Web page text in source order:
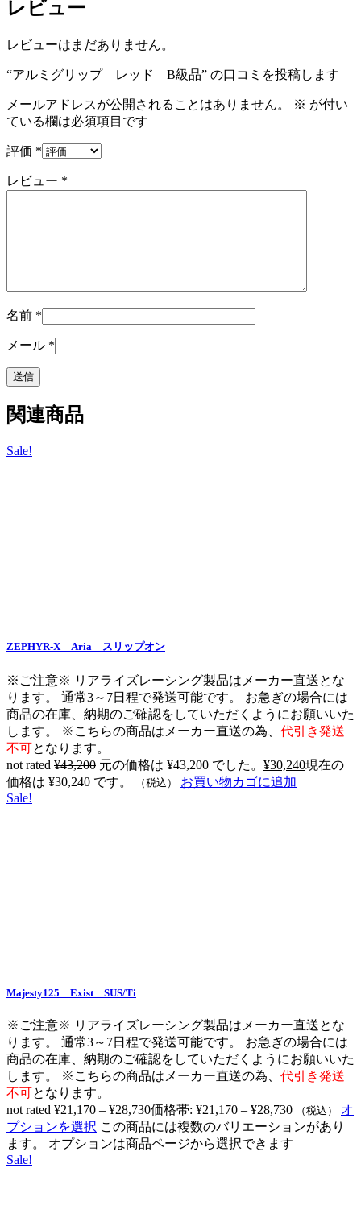
レビュー
レビューはまだありません。
“アルミグリップ レッド B級品” の口コミを投稿します
メールアドレスが公開されることはありません。 ※ が付い
ている欄は必須項目です
評価 *
レビュー *
名前 *
メール *
関連商品
Sale!
ZEPHYR-X Aria スリップオン
※ご注意※ リアライズレーシング製品はメーカー直送とな
ります。 通常3～7日程で発送可能です。 お急ぎの場合には
商品の在庫、納期のご確認をしていただくようにお願いいた
します。 ※こちらの商品はメーカー直送の為、 代引き発送
不可となります。
not rated ¥43,200 元の価格は ¥43,200 でした。 ¥30,240現在の
価格は ¥30,240 です。
（税込）
お買い物カゴに追加
Sale!
Majesty125 Exist SUS/Ti
※ご注意※ リアライズレーシング製品はメーカー直送とな
ります。 通常3～7日程で発送可能です。 お急ぎの場合には
商品の在庫、納期のご確認をしていただくようにお願いいた
します。 ※こちらの商品はメーカー直送の為、 代引き発送
不可となります。
not rated ¥21,170 – ¥28,730価格帯: ¥21,170 – ¥28,730 （税込）
オ
プションを選択 この商品には複数のバリエーションがあり
ます。 オプションは商品ページから選択できます
Sale!